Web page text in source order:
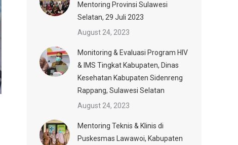
Mentoring Provinsi Sulawesi
Selatan, 29 Juli 2023
August 24, 2023
Monitoring & Evaluasi Program HIV
& IMS Tingkat Kabupaten, Dinas
Kesehatan Kabupaten Sidenreng
Rappang, Sulawesi Selatan
August 24, 2023
Mentoring Teknis & Klinis di
Puskesmas Lawawoi, Kabupaten